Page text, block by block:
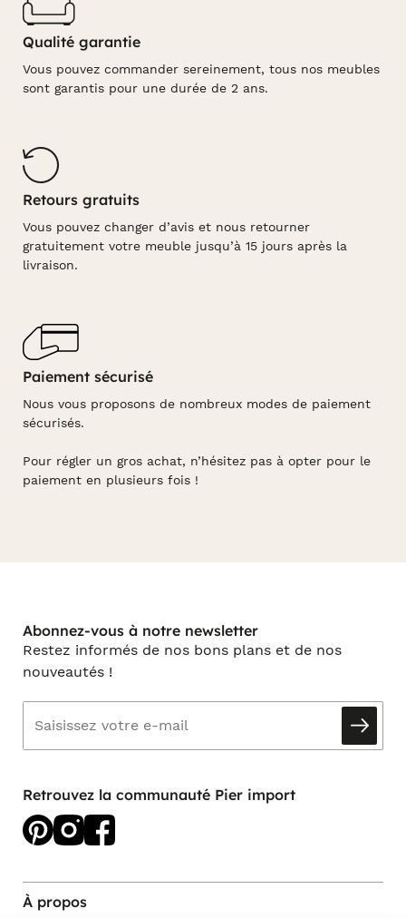
Qualité garantie
Vous pouvez commander sereinement, tous nos meubles
sont garantis pour une durée de 2 ans.
Retours gratuits
Vous pouvez changer d’avis et nous retourner
gratuitement votre meuble jusqu’à 15 jours après la
livraison.
Paiement sécurisé
Nous vous proposons de nombreux modes de paiement
sécurisés.
Pour régler un gros achat, n’hésitez pas à opter pour le
paiement en plusieurs fois !
Abonnez-vous à notre newsletter
Restez informés de nos bons plans et de nos
nouveautés !
Retrouvez la communauté Pier import
À propos